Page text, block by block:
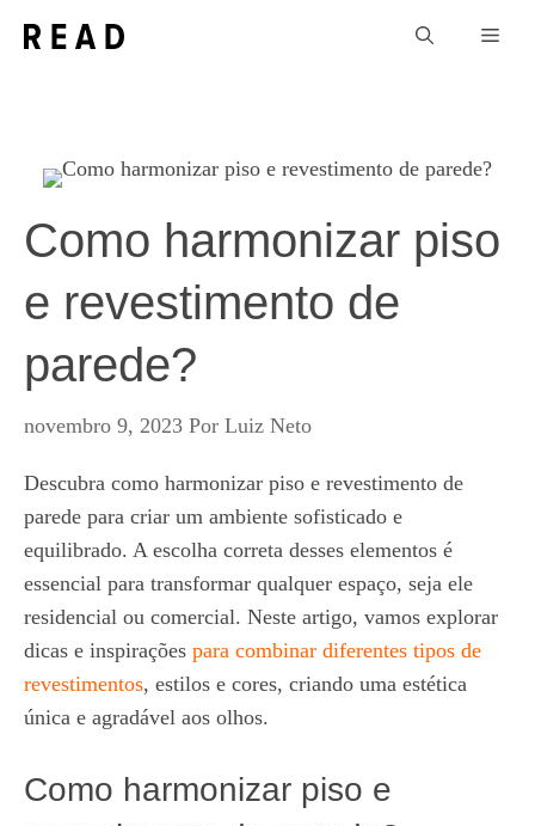
para
Como harmonizar piso
e revestimento de
parede?
novembro 9, 2023 Por Luiz Neto
Descubra como harmonizar piso e revestimento de
parede para criar um ambiente sofisticado e
equilibrado. A escolha correta desses elementos é
essencial para transformar qualquer espaço, seja ele
residencial ou comercial. Neste artigo, vamos explorar
dicas e inspirações para combinar diferentes tipos de
revestimentos, estilos e cores, criando uma estética
única e agradável aos olhos.
Como harmonizar piso e